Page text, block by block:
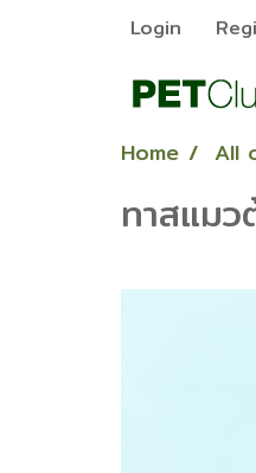
Login
Home All
ทาสแม